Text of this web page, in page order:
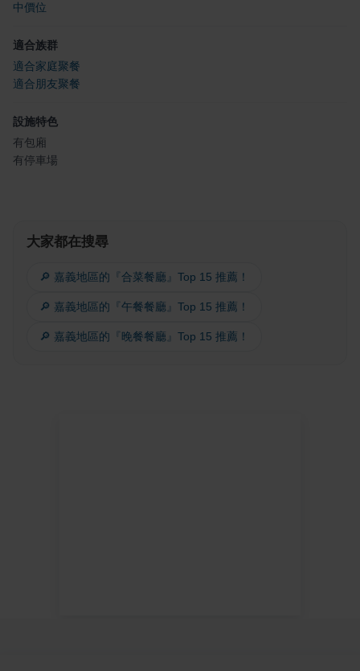
中價位
適合族群
適合家庭聚餐
適合朋友聚餐
設施特色
有包廂
有停車場
大家都在搜尋
🔎 嘉義地區的『合菜餐廳』Top 15 推薦！
🔎 嘉義地區的『午餐餐廳』Top 15 推薦！
🔎 嘉義地區的『晚餐餐廳』Top 15 推薦！